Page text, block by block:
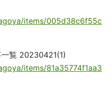
items/005d38c6f55c
覧 20230421(1)
items/81a35774f1aa3